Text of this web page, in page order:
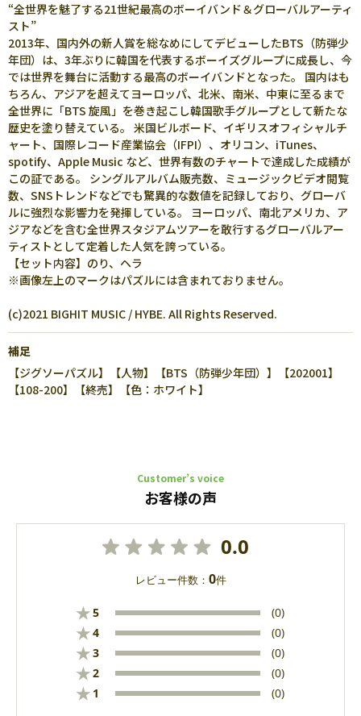
“全世界を魅了する21世紀最高のボーイバンド＆グローバルアーティ
スト”
2013年、国内外の新人賞を総なめにしてデビューしたBTS（防弾少
年団）は、3年ぶりに韓国を代表するボーイズグループに成長し、今
では世界を舞台に活動する最高のボーイバンドとなった。 国内はも
ちろん、アジアを超えてヨーロッパ、北米、南米、中東に至るまで
全世界に「BTS 旋風」を巻き起こし韓国歌手グループとして新たな
歴史を塗り替えている。 米国ビルボード、イギリスオフィシャルチ
ャート、国際レコード産業協会（IFPI）、オリコン、iTunes、
spotify、Apple Music など、世界有数のチャートで達成した成績が
この証である。 シングルアルバム販売数、ミュージックビデオ閲覧
数、SNSトレンドなどでも驚異的な数値を記録しており、グローバ
ルに強烈な影響力を発揮している。 ヨーロッパ、南北アメリカ、ア
ジアなどを含む全世界スタジアムツアーを敢行するグローバルアー
ティストとして定着した人気を誇っている。
【セット内容】のり、ヘラ
※画像左上のマークはパズルには含まれておりません。
(c)2021 BIGHIT MUSIC / HYBE. All Rights Reserved.
補足
【ジグソーパズル】【人物】【BTS（防弾少年団）】【202001】
【108-200】【終売】【色：ホワイト】
Customer’s voice
お客様の声
0.0
レビュー件数： 0件
★5 (0)
★4 (0)
★3 (0)
★2 (0)
★ 1 (0)